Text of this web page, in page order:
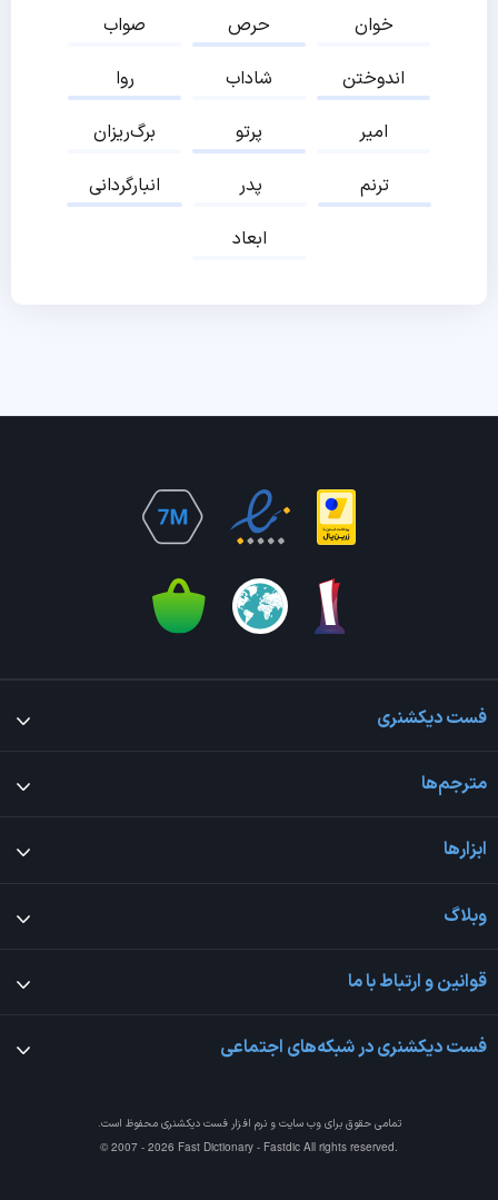
صواب
حرص
خوان
روا
شاداب
اندوختن
برگ‌ریزان
پرتو
امیر
انبارگردانی
پدر
ترنم
ابعاد
فست دیکشنری
مترجم‌ها
ابزارها
وبلاگ
قوانین و ارتباط با ما
فست دیکشنری در شبکه‌های اجتماعی
تمامی حقوق برای وب سایت و نرم افزارفست دیکشنری محفوظ است.
© 2007 - 2026 Fast Dictionary - Fastdic All rights reserved.